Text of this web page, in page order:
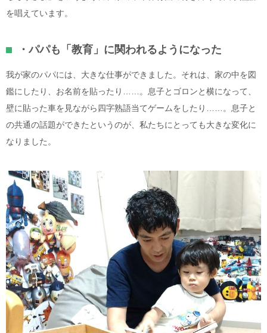
を唱えています。
・パパも「教育」に関われるようになった
我が家のパパには、大きな仕事ができました。それは、家の中を図
鑑にしたり、お名前を貼ったり……。息子とゴロンと横になって、
壁に貼った車を見ながら四字熟語当てゲームをしたり……。息子と
の共通の話題ができたというのが、私たちにとっても大きな変化に
なりました。